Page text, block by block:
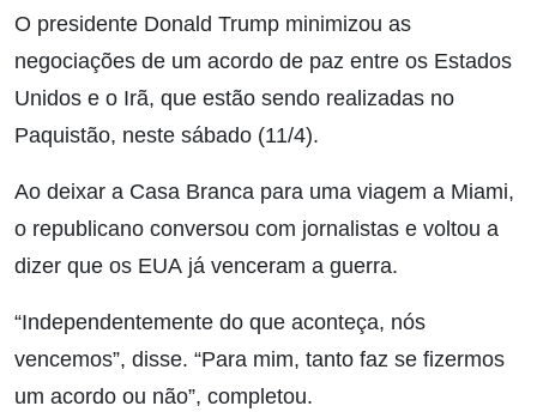
O presidente Donald Trump minimizou as
negociações de um acordo de paz entre os Estados
Unidos e o Irã, que estão sendo realizadas no
Paquistão, neste sábado (11/4).
Ao deixar a Casa Branca para uma viagem a Miami,
o republicano conversou com jornalistas e voltou a
dizer que os EUA já venceram a guerra.
“Independentemente do que aconteça, nós
vencemos”, disse. “Para mim, tanto faz se fizermos
um acordo ou não”, completou.